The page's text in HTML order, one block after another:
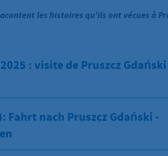
les histoires qu'ils ont vécues à
: visite de Pruszcz
Fahrt nach Pruszcz Gdański -